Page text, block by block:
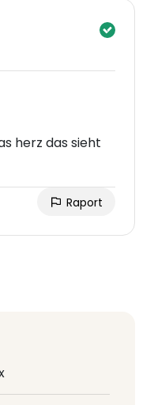
herz das sieht
Raport